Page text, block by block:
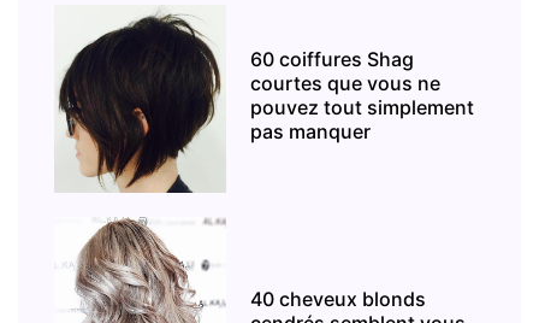
60 coiffures Shag
courtes que vous ne
pouvez tout simplement
pas manquer
40 cheveux blonds